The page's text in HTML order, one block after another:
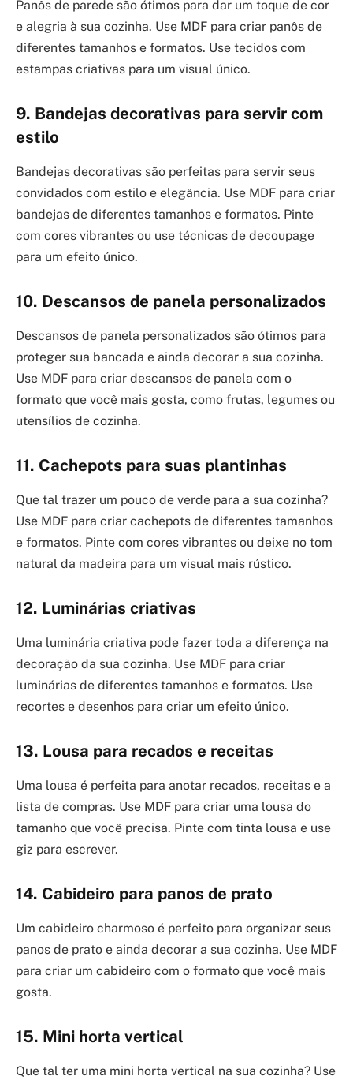
Panôs de parede são ótimos para dar um toque de cor
e alegria à sua cozinha. Use MDF para criar panôs de
diferentes tamanhos e formatos. Use tecidos com
estampas criativas para um visual único.
9. Bandejas decorativas para servir com
estilo
Bandejas decorativas são perfeitas para servir seus
convidados com estilo e elegância. Use MDF para criar
bandejas de diferentes tamanhos e formatos. Pinte
com cores vibrantes ou use técnicas de decoupage
para um efeito único.
10. Descansos de panela personalizados
Descansos de panela personalizados são ótimos para
proteger sua bancada e ainda decorar a sua cozinha.
Use MDF para criar descansos de panela com o
formato que você mais gosta, como frutas, legumes ou
utensílios de cozinha.
11. Cachepots para suas plantinhas
Que tal trazer um pouco de verde para a sua cozinha?
Use MDF para criar cachepots de diferentes tamanhos
e formatos. Pinte com cores vibrantes ou deixe no tom
natural da madeira para um visual mais rústico.
12. Luminárias criativas
Uma luminária criativa pode fazer toda a diferença na
decoração da sua cozinha. Use MDF para criar
luminárias de diferentes tamanhos e formatos. Use
recortes e desenhos para criar um efeito único.
13. Lousa para recados e receitas
Uma lousa é perfeita para anotar recados, receitas e a
lista de compras. Use MDF para criar uma lousa do
tamanho que você precisa. Pinte com tinta lousa e use
giz para escrever.
14. Cabideiro para panos de prato
Um cabideiro charmoso é perfeito para organizar seus
panos de prato e ainda decorar a sua cozinha. Use MDF
para criar um cabideiro com o formato que você mais
gosta.
15. Mini horta vertical
Que tal ter uma mini horta vertical na sua cozinha? Use